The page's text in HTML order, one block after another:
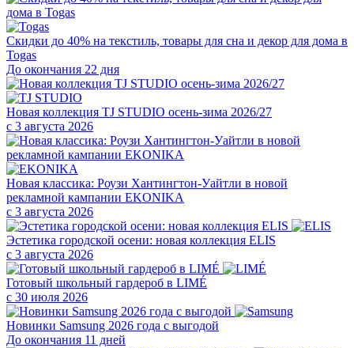
Скидки до 40% на текстиль, товары для сна и декор для дома в
Togas
До окончания 22 дня
Новая коллекция TJ STUDIO осень-зима 2026/27
с 3 августа 2026
Новая классика: Роузи Хантингтон-Уайтли в новой
рекламной кампании EKONIKA
с 3 августа 2026
Эстетика городской осени: новая коллекция ELIS
с 3 августа 2026
Готовый школьный гардероб в LIMÉ
с 30 июля 2026
Новинки Samsung 2026 года с выгодой
До окончания 11 дней